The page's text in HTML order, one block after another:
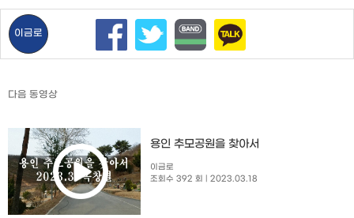
이금로
다음 동영상
용인 추모공원을 찾아서
이금로
조회수 392 회
| 2023.03.18